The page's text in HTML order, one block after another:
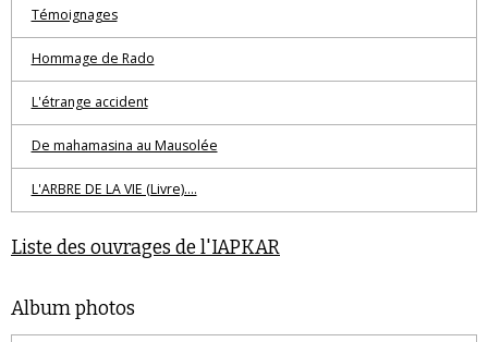
Témoignages
Hommage de Rado
L'étrange accident
De mahamasina au Mausolée
L'ARBRE DE LA VIE (Livre)....
Liste des ouvrages de l'IAPKAR
Album photos